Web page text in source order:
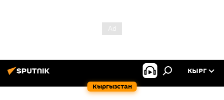
Кыргызстан
КЫРГ